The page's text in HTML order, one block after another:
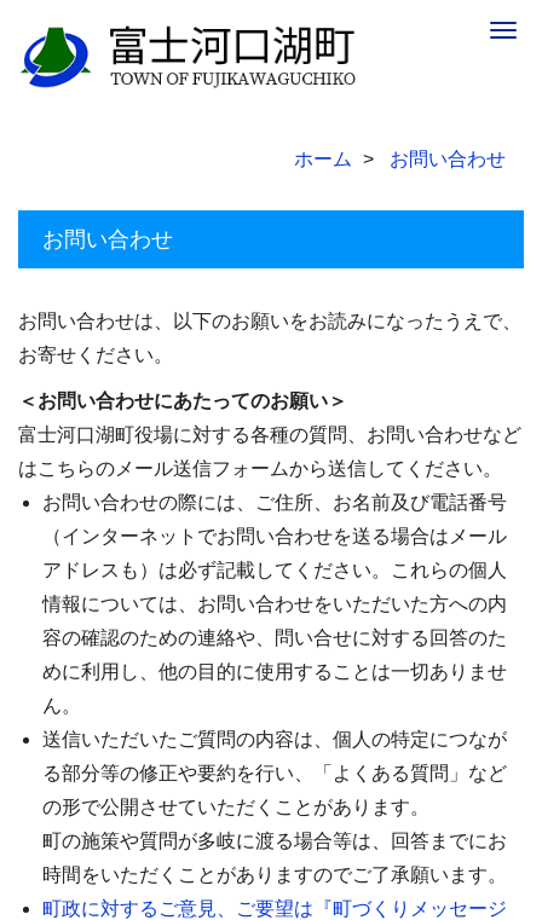
ホーム お問い合わせ
お問い合わせ
お問い合わせは、以下のお願いをお読みになったうえで、
お寄せください。
＜お問い合わせにあたってのお願い＞
富士河口湖町役場に対する各種の質問、お問い合わせなど
はこちらのメール送信フォームから送信してください。
お問い合わせの際には、ご住所、お名前及び電話番号
（インターネットでお問い合わせを送る場合はメール
アドレスも）は必ず記載してください。これらの個人
情報については、お問い合わせをいただいた方への内
容の確認のための連絡や、問い合せに対する回答のた
めに利用し、他の目的に使用することは一切ありませ
ん。
送信いただいたご質問の内容は、個人の特定につなが
る部分等の修正や要約を行い、「よくある質問」など
の形で公開させていただくことがあります。
町の施策や質問が多岐に渡る場合等は、回答までにお
時間をいただくことがありますのでご了承願います。
町政に対するご意見、ご要望は『町づくりメッセージ